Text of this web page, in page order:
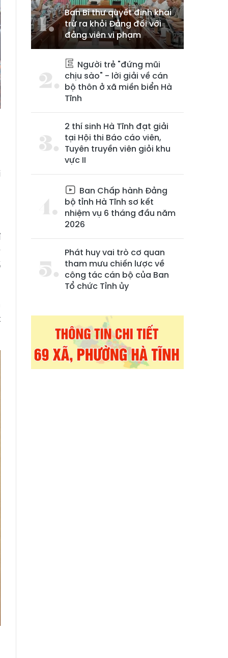
Ban Bí thư quyết định khai
trừ ra khỏi Đảng đối với
đảng viên vi phạm
Người trẻ "đứng mũi
chịu sào" - lời giải về cán
bộ thôn ở xã miền biển Hà
Tĩnh
2 thí sinh Hà Tĩnh đạt giải
tại Hội thi Báo cáo viên,
Tuyên truyền viên giỏi khu
vực II
Ban Chấp hành Đảng
bộ tỉnh Hà Tĩnh sơ kết
nhiệm vụ 6 tháng đầu năm
2026
Phát huy vai trò cơ quan
tham mưu chiến lược về
công tác cán bộ của Ban
Tổ chức Tỉnh ủy